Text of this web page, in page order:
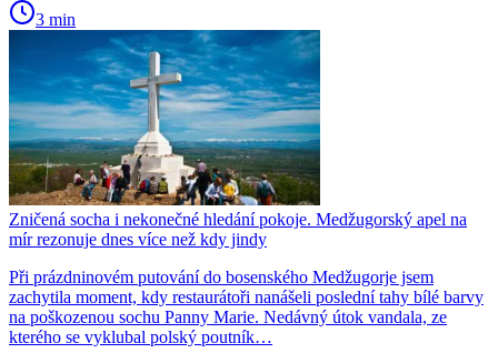
3 min
Zničená socha i nekonečné hledání pokoje. Medžugorský apel na
mír rezonuje dnes více než kdy jindy
Při prázdninovém putování do bosenského Medžugorje jsem
zachytila moment, kdy restaurátoři nanášeli poslední tahy bílé barvy
na poškozenou sochu Panny Marie. Nedávný útok vandala, ze
kterého se vyklubal polský poutník…